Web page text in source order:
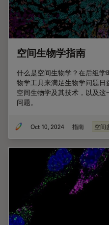
空间生物学指南
什么是空间生物学？在后组
物学工具来满足生物学问题
空间生物学及其技术，以及
问题。
Oct 10, 2024 指南 空间